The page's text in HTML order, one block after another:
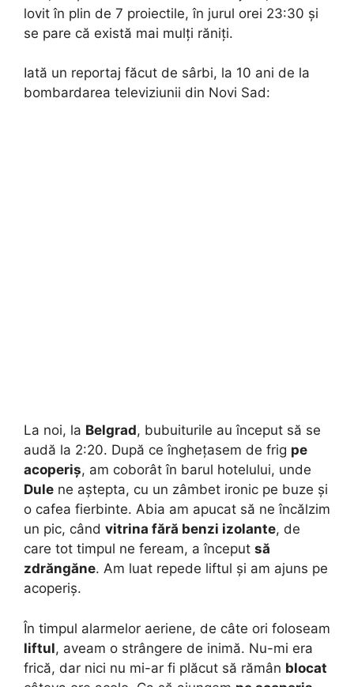
lovit în plin de 7 proiectile, în jurul orei 23:30 și
se pare că există mai mulți răniți.
Iată un reportaj făcut de sârbi, la 10 ani de la
bombardarea televiziunii din Novi Sad:
La noi, la Belgrad, bubuiturile au început să se
audă la 2:20. După ce înghețasem de frig pe
acoperiș, am coborât în barul hotelului, unde
Dule ne aștepta, cu un zâmbet ironic pe buze și
o cafea fierbinte. Abia am apucat să ne încălzim
un pic, când vitrina fără benzi izolante, de
care tot timpul ne feream, a început să
zdrăngăne. Am luat repede liftul și am ajuns pe
acoperiș.
În timpul alarmelor aeriene, de câte ori foloseam
liftul, aveam o strângere de inimă. Nu-mi era
frică, dar nici nu mi-ar fi plăcut să rămân blocat